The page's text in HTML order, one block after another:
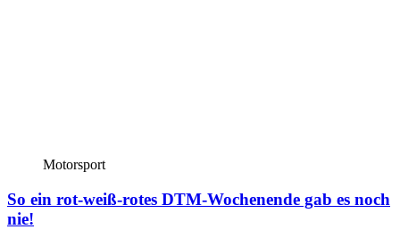
Motorsport
So ein rot-weiß-rotes DTM-Wochenende gab es noch
nie!